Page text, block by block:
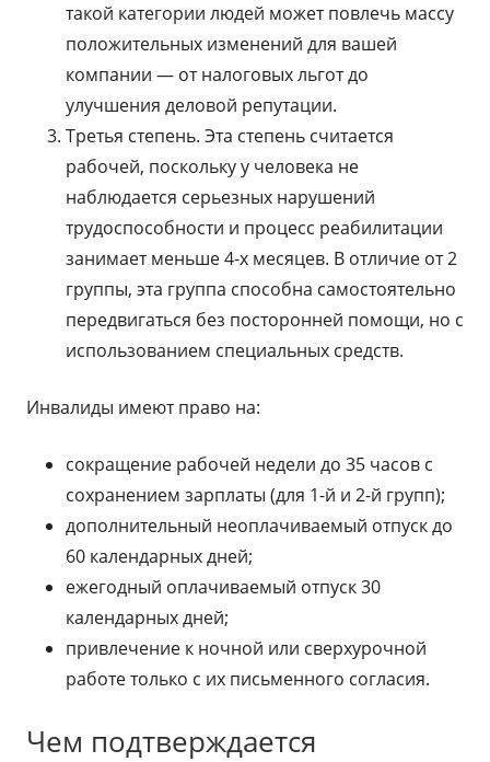
такой категории людей может повлечь массу
положительных изменений для вашей
компании — от налоговых льгот до
улучшения деловой репутации.
Третья степень. Эта степень считается
рабочей, поскольку у человека не
наблюдается серьезных нарушений
трудоспособности и процесс реабилитации
занимает меньше 4-х месяцев. В отличие от 2
группы, эта группа способна самостоятельно
передвигаться без посторонней помощи, но с
использованием специальных средств.
Инвалиды имеют право на:
сокращение рабочей недели до 35 часов с
сохранением зарплаты (для 1-й и 2-й групп);
дополнительный неоплачиваемый отпуск до
60 календарных дней;
ежегодный оплачиваемый отпуск 30
календарных дней;
привлечение к ночной или сверхурочной
работе только с их письменного согласия.
Чем подтверждается